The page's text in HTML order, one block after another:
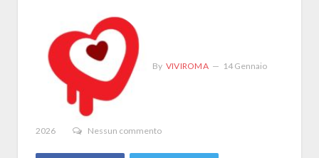
By VIVIROMA 14 Gennaio
2026 Nessun commento